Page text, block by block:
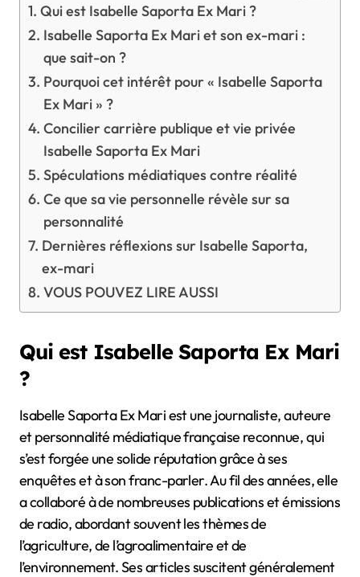
Qui est Isabelle Saporta Ex Mari ?
Isabelle Saporta Ex Mari et son ex-mari :
que sait-on ?
Pourquoi cet intérêt pour « Isabelle Saporta
Ex Mari » ?
Concilier carrière publique et vie privée
Isabelle Saporta Ex Mari
Spéculations médiatiques contre réalité
Ce que sa vie personnelle révèle sur sa
personnalité
Dernières réflexions sur Isabelle Saporta,
ex-mari
VOUS POUVEZ LIRE AUSSI
Qui est Isabelle Saporta Ex Mari
?
Isabelle Saporta Ex Mari est une journaliste, auteure
et personnalité médiatique française reconnue, qui
s’est forgée une solide réputation grâce à ses
enquêtes et à son franc-parler. Au fil des années, elle
a collaboré à de nombreuses publications et émissions
de radio, abordant souvent les thèmes de
l’agriculture, de l’agroalimentaire et de
l’environnement. Ses articles suscitent généralement